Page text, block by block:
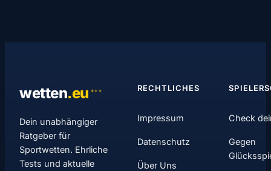
wetten.eu ✦✦ ✦
Dein unabhängiger
Ratgeber für
Sportwetten. Ehrliche
Tests und aktuelle
RECHTLICHES
Impressum
Datenschutz
Über Uns
Check
Gegen